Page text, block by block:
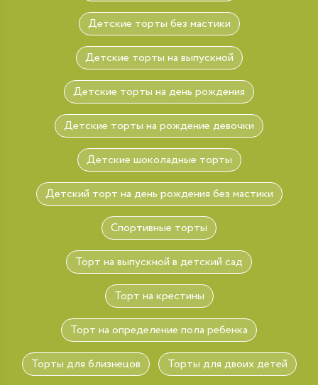
Детские торты без мастики
Детские торты на выпускной
Детские торты на день рождения
Детские торты на рождение девочки
Детские шоколадные торты
Детский торт на день рождения без мастики
Спортивные торты
Торт на выпускной в детский сад
Торт на крестины
Торт на определение пола ребенка
Торты для близнецов Торты для двоих детей